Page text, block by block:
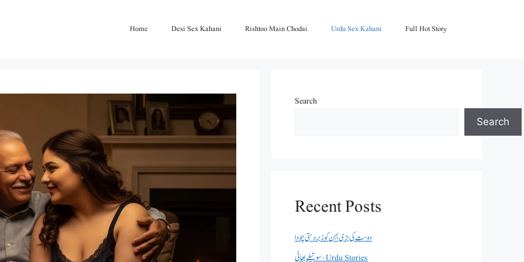
Home Desi Sex Kahani Rishtoo Main Chodai Urdu Sex Kahani Full Hot Story
Search
Search
Recent Posts
دوست کی بڑی بہن کو زبردستی چودا
سوتیلے بھائی – Urdu Stories